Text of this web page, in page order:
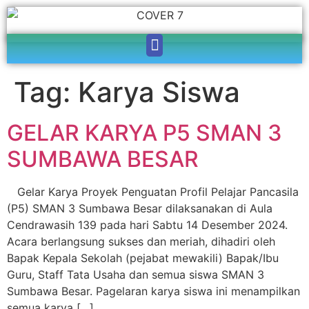
Tag: Karya Siswa
GELAR KARYA P5 SMAN 3
SUMBAWA BESAR
Gelar Karya Proyek Penguatan Profil Pelajar Pancasila
(P5) SMAN 3 Sumbawa Besar dilaksanakan di Aula
Cendrawasih 139 pada hari Sabtu 14 Desember 2024.
Acara berlangsung sukses dan meriah, dihadiri oleh
Bapak Kepala Sekolah (pejabat mewakili) Bapak/Ibu
Guru, Staff Tata Usaha dan semua siswa SMAN 3
Sumbawa Besar. Pagelaran karya siswa ini menampilkan